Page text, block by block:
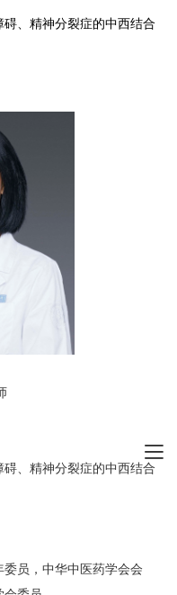
、精神分裂症的中西结合
、精神分裂症的中西结合
员，中华中医药学会会